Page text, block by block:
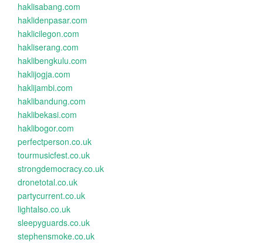
haklisabang.com
haklidenpasar.com
haklicilegon.com
hakliserang.com
haklibengkulu.com
haklijogja.com
haklijambi.com
haklibandung.com
haklibekasi.com
haklibogor.com
perfectperson.co.uk
tourmusicfest.co.uk
strongdemocracy.co.uk
dronetotal.co.uk
partycurrent.co.uk
lightalso.co.uk
sleepyguards.co.uk
stephensmoke.co.uk